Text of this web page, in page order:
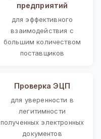
предприятий
для эффективного
взаимодействия с
большим количеством
поставщиков
Проверка ЭЦП
для уверенности в
легитимности
полученных электронных
документов